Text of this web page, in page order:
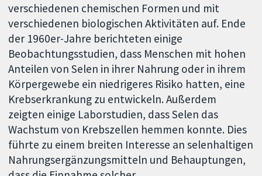
verschiedenen chemischen Formen und mit
verschiedenen biologischen Aktivitäten auf. Ende
der 1960er-Jahre berichteten einige
Beobachtungsstudien, dass Menschen mit hohen
Anteilen von Selen in ihrer Nahrung oder in ihrem
Körpergewebe ein niedrigeres Risiko hatten, eine
Krebserkrankung zu entwickeln. Außerdem
zeigten einige Laborstudien, dass Selen das
Wachstum von Krebszellen hemmen konnte. Dies
führte zu einem breiten Interesse an selenhaltigen
Nahrungsergänzungsmitteln und Behauptungen,